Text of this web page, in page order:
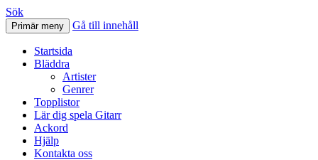
Svenskatabs.se
Sök
Primär meny Gå till innehåll
Startsida
Bläddra
Artister
Genrer
Topplistor
Lär dig spela Gitarr
Ackord
Hjälp
Kontakta oss